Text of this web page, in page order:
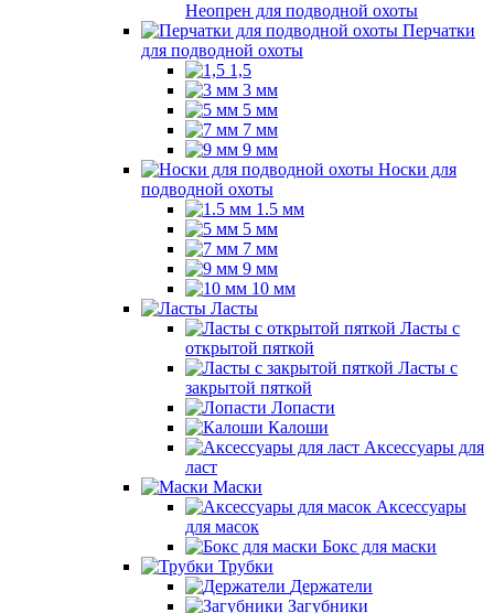
Неопрен для подводной охоты
Перчатки
для подводной охоты
1,5
3 мм
5 мм
7 мм
9 мм
Носки для
подводной охоты
1.5 мм
5 мм
7 мм
9 мм
10 мм
Ласты
Ласты с
открытой пяткой
Ласты с
закрытой пяткой
Лопасти
Калоши
Аксессуары для
ласт
Маски
Аксессуары
для масок
Бокс для маски
Трубки
Держатели
Загубники